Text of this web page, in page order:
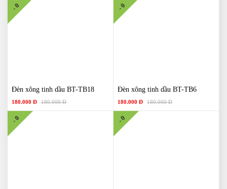
Đèn xông tinh dầu BT-TB18
180.000 Đ 180.000 Đ
- 0
Đèn xông tinh dầu BT-TB6
180.000 Đ 180.000 Đ
- 0
- 0 - 0